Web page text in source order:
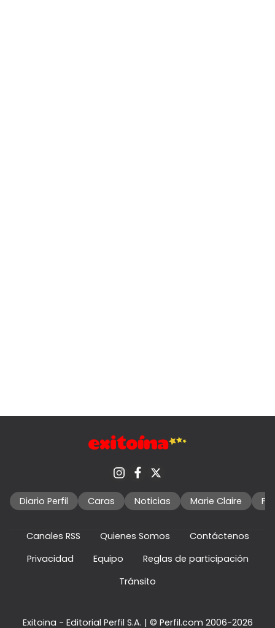
Diario Perfil Caras Noticias Marie Claire
Canales RSS Quienes Somos
Contáctenos
Privacidad
Equipo
Reglas de participación
Tránsito
Exitoina - Editorial Perfil S.A. | © Perfil.com 2006-2026